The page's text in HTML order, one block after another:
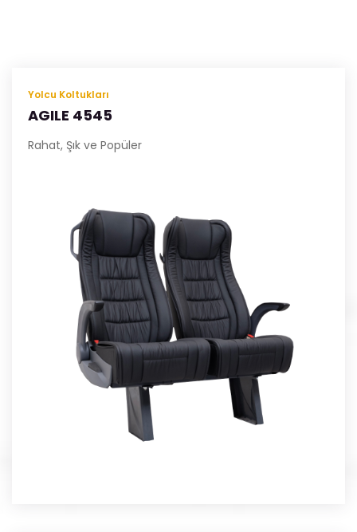
Yolcu Koltukları
AGILE 4545
Rahat, Şık ve Popüler